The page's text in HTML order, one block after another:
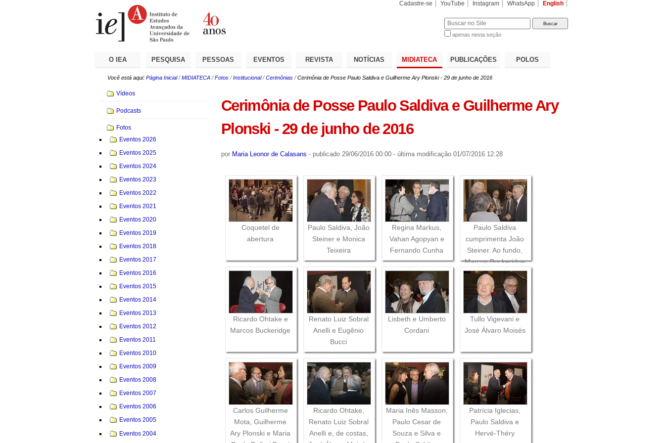
Cadastre-se YouTube Instagram WhatsApp English
apenas nesta seção
O IEA PESQUISA PESSOAS EVENTOS REVISTA NOTÍCIAS MIDIATECA PUBLICAÇÕES POLOS
Você está aqui: Página Inicial /MIDIATECA /Fotos /Institucional /Cerimônias /Cerimônia de Posse Paulo Saldiva e Guilherme Ary Plonski - 29 de junho de 2016
Cerimônia de Posse Paulo Saldiva e Guilherme Ary
Plonski - 29 de junho de 2016
por Maria Leonor de Calasans - publicado29/06/2016 00:00 - última modificação01/07/2016 12:28
Coquetel de
abertura
Paulo Saldiva, João
Steiner e Monica
Teixeira
Regina Markus,
Vahan Agopyan e
Fernando Cunha
Paulo Saldiva
cumprimenta João
Steiner. Ao fundo,
Marcos Buckeridge
e Carlos Guilherme
Mota
Ricardo Ohtake e
Marcos Buckeridge
Renato Luiz Sobral
Anelli e Eugênio
Bucci
Lisbeth e Umberto
Cordani
Tullo Vigevani e
José Álvaro Moisés
Carlos Guilherme
Mota, Guilherme
Ary Plonski e Maria
Ricardo Ohtake,
Renato Luiz Sobral
Anelli e, de costas,
Maria Inês Masson,
Paulo Cesar de
Souza e Silva e
Patrícia Iglecias,
Paulo Saldiva e
Hervé-Théry
Navegação
Vídeos
Podcasts
Fotos
Eventos 2026
Eventos 2025
Eventos 2024
Eventos 2023
Eventos 2022
Eventos 2021
Eventos 2020
Eventos 2019
Eventos 2018
Eventos 2017
Eventos 2016
Eventos 2015
Eventos 2014
Eventos 2013
Eventos 2012
Eventos 2011
Eventos 2010
Eventos 2009
Eventos 2008
Eventos 2007
Eventos 2006
Eventos 2005
Eventos 2004